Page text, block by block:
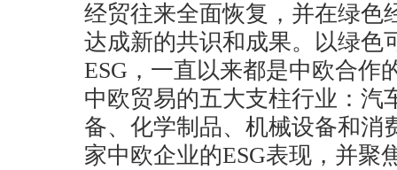
经贸往来全面恢复，并在绿色
达成新的共识和成果。以绿色
ESG，一直以来都是中欧合作
中欧贸易的五大支柱行业：汽
备、化学制品、机械设备和消
家中欧企业的ESG表现，并聚